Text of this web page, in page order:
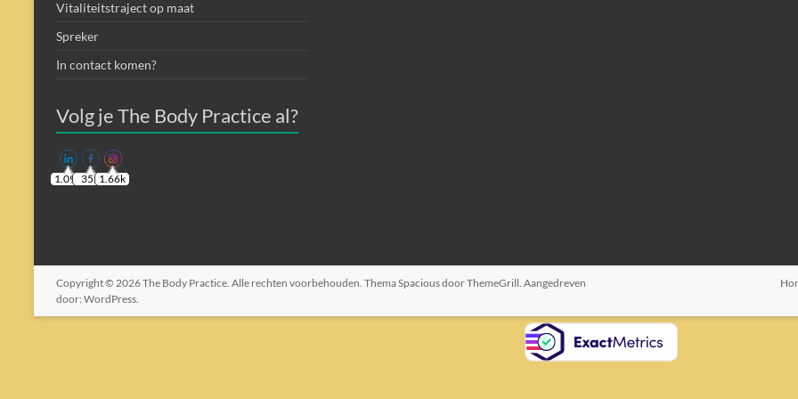
Vitaliteitstraject op maat
Spreker
In contact komen?
Volg je The Body Practice al?
1.09k 355 1.66k
Copyright © 2026The Body Practice. Alle rechten voorbehouden. ThemaSpaciousdoor ThemeGrill. Aangedreven
door: WordPress.